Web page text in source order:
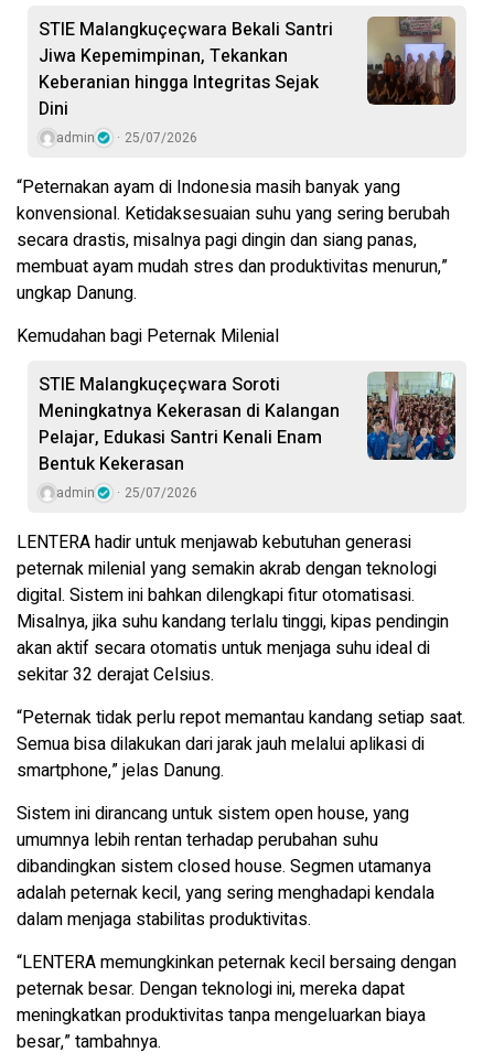
STIE Malangkuçeçwara Bekali Santri
Jiwa Kepemimpinan, Tekankan
Keberanian hingga Integritas Sejak
Dini
admin 25/07/2026
“Peternakan ayam di Indonesia masih banyak yang
konvensional. Ketidaksesuaian suhu yang sering berubah
secara drastis, misalnya pagi dingin dan siang panas,
membuat ayam mudah stres dan produktivitas menurun,”
ungkap Danung.
Kemudahan bagi Peternak Milenial
STIE Malangkuçeçwara Soroti
Meningkatnya Kekerasan di Kalangan
Pelajar, Edukasi Santri Kenali Enam
Bentuk Kekerasan
admin 25/07/2026
LENTERA hadir untuk menjawab kebutuhan generasi
peternak milenial yang semakin akrab dengan teknologi
digital. Sistem ini bahkan dilengkapi fitur otomatisasi.
Misalnya, jika suhu kandang terlalu tinggi, kipas pendingin
akan aktif secara otomatis untuk menjaga suhu ideal di
sekitar 32 derajat Celsius.
“Peternak tidak perlu repot memantau kandang setiap saat.
Semua bisa dilakukan dari jarak jauh melalui aplikasi di
smartphone,” jelas Danung.
Sistem ini dirancang untuk sistem open house, yang
umumnya lebih rentan terhadap perubahan suhu
dibandingkan sistem closed house. Segmen utamanya
adalah peternak kecil, yang sering menghadapi kendala
dalam menjaga stabilitas produktivitas.
“LENTERA memungkinkan peternak kecil bersaing dengan
peternak besar. Dengan teknologi ini, mereka dapat
meningkatkan produktivitas tanpa mengeluarkan biaya
besar,” tambahnya.